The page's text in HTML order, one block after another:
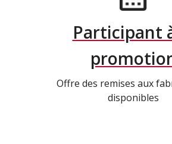
Participant
Offre des remises aux
disponibles